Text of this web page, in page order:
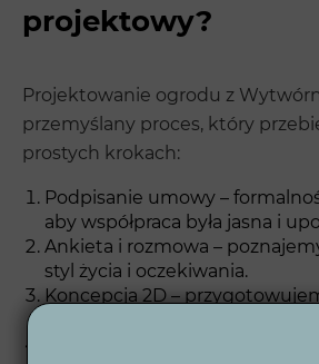
projektowy?
Projektowanie ogrodu z
przemyślany proces, który
prostych krokach:
Podpisanie umowy –
aby współpraca była jasna i
Ankieta i rozmowa –
styl życia i oczekiwania.
Koncepcja 2D –